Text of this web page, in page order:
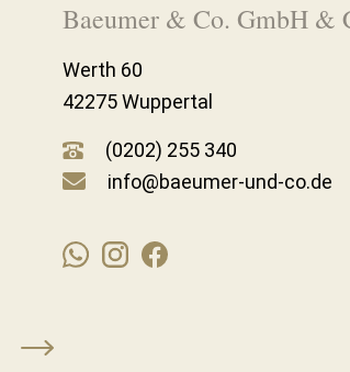
Baeumer & Co. GmbH &
Werth 60
42275 Wuppertal
(0202) 255 340
info@baeumer-und-co.de